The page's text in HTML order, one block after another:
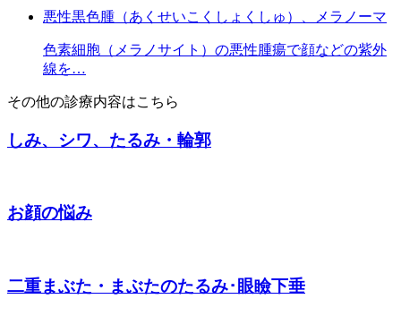
悪性黒色腫（あくせいこくしょくしゅ）、メラノーマ
色素細胞（メラノサイト）の悪性腫瘍で顔などの紫外
線を…
その他の診療内容はこちら
しみ、シワ、たるみ・輪郭
お顔の悩み
二重まぶた・まぶたのたるみ･眼瞼下垂